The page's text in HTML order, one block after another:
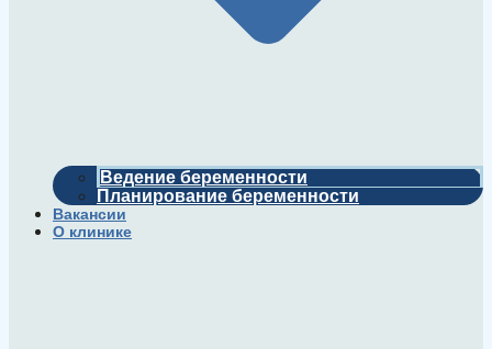
Ведение беременности
Планирование беременности
Вакансии
О клинике